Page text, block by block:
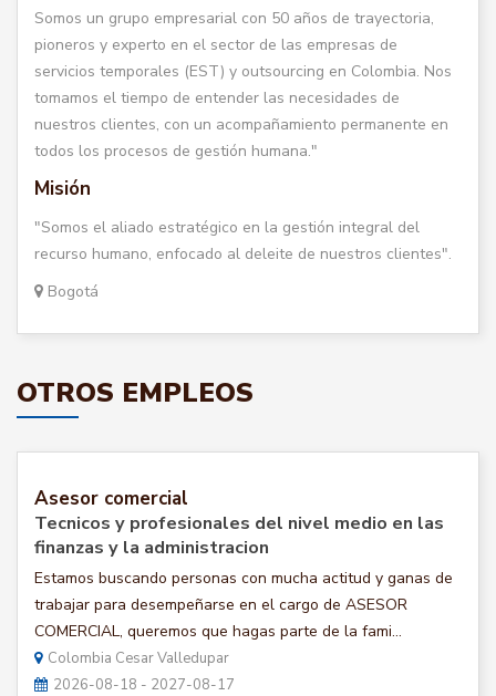
Somos un grupo empresarial con 50 años de trayectoria,
pioneros y experto en el sector de las empresas de
servicios temporales (EST) y outsourcing en Colombia. Nos
tomamos el tiempo de entender las necesidades de
nuestros clientes, con un acompañamiento permanente en
todos los procesos de gestión humana."
Misión
"Somos el aliado estratégico en la gestión integral del
recurso humano, enfocado al deleite de nuestros clientes".
Bogotá
OTROS EMPLEOS
Asesor comercial
Tecnicos y profesionales del nivel medio en las
finanzas y la administracion
Estamos buscando personas con mucha actitud y ganas de
trabajar para desempeñarse en el cargo de ASESOR
COMERCIAL, queremos que hagas parte de la fami...
Colombia Cesar Valledupar
2026-08-18 - 2027-08-17